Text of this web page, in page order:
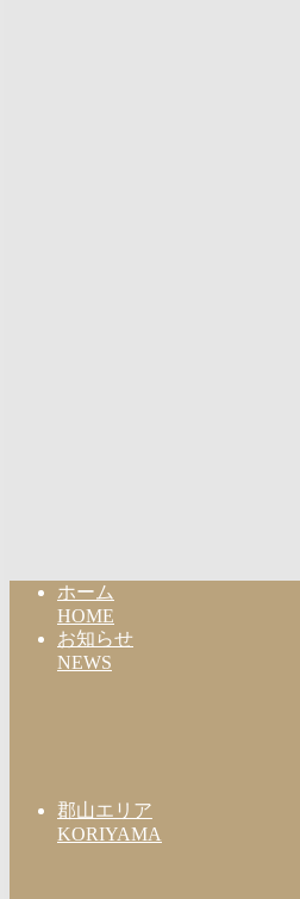
ホーム
HOME
お知らせ
NEWS
郡山エリア
KORIYAMA